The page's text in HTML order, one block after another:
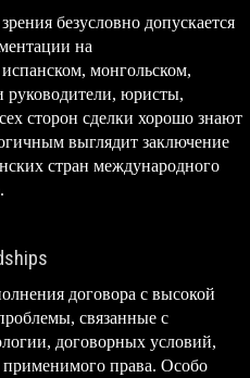
безусловно допускается
на
монгольском,
руководители, юристы,
сторон сделки хорошо знают
выглядит заключение
стран международного
договора с высокой
связанные с
договорных условий,
права. Особо